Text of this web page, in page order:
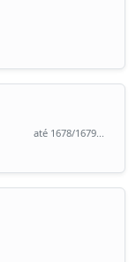
até 1678/1679...